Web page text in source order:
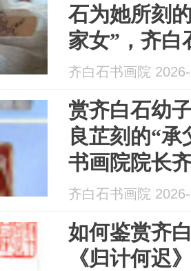
石为她所刻
家女”，齐白
芷弟子汤发
齐白石书画院
赏齐白石幼
良芷刻的“
书画院院长
布
齐白石书画院
如何鉴赏齐
《归计何迟